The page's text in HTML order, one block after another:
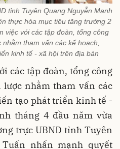
tỉnh Tuyên Quang Nguyễn Mạnh
thực hóa mục tiêu tăng trưởng 2
việc với các tập đoàn, tổng công
tham vấn các kế hoạch,
kinh tế - xã hội trên địa bàn
các tập đoàn, tổng công
nhằm tham vấn các
tạo phát triển kinh tế -
tháng 4 đầu năm vừa
trực UBND tỉnh Tuyên
nhấn mạnh quyết